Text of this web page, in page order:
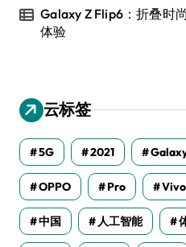
Galaxy Z Flip6：折叠时
体验
云标签
5G 2021
OPPO Pro Vivo
中国 人工智能